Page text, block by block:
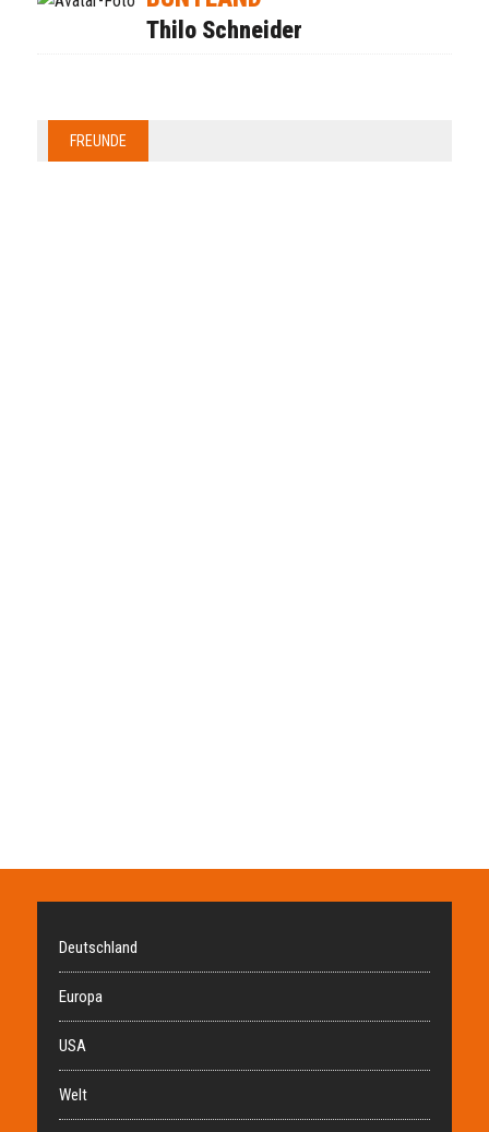
Thilo Schneider
FREUNDE
Deutschland
Europa
USA
Welt